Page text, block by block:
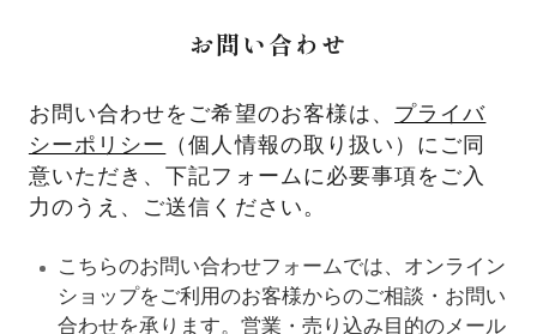
お問い合わせ
お問い合わせをご希望のお客様は、 プライバ
シーポリシー
（個人情報の取り扱い）にご同
意いただき、下記フォームに必要事項をご入
力のうえ、ご送信ください。
こちらのお問い合わせフォームでは、オンライン
ショップをご利用のお客様からのご相談・お問い
合わせを承ります。営業・売り込み目的のメール